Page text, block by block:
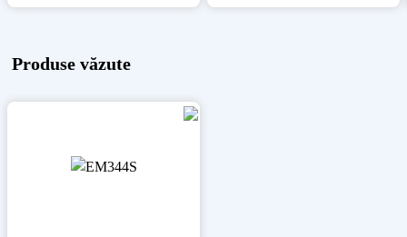
Produse văzute